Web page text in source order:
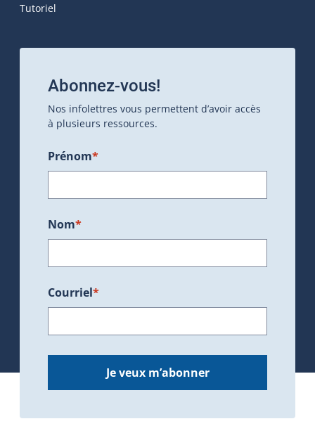
Tutoriel
Abonnez-vous!
Nos infolettres vous permettent d’avoir accès
à plusieurs ressources.
Prénom*
Nom*
Courriel*
Je veux m’abonner